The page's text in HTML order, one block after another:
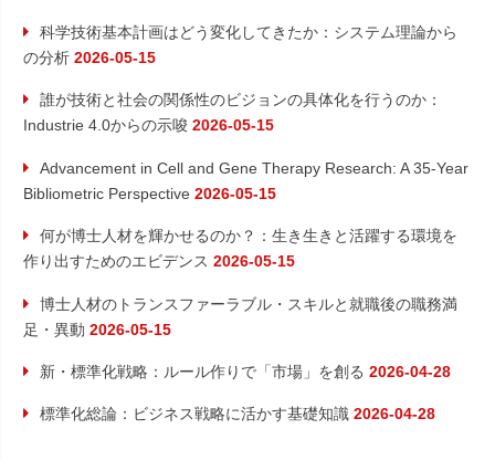
科学技術基本計画はどう変化してきたか：システム理論から
の分析 2026-05-15
誰が技術と社会の関係性のビジョンの具体化を行うのか：
Industrie 4.0からの示唆 2026-05-15
Advancement in Cell and Gene Therapy Research: A 35-Year
Bibliometric Perspective 2026-05-15
何が博士人材を輝かせるのか？：生き生きと活躍する環境を
作り出すためのエビデンス 2026-05-15
博士人材のトランスファーラブル・スキルと就職後の職務満
足・異動 2026-05-15
新・標準化戦略：ルール作りで「市場」を創る 2026-04-28
標準化総論：ビジネス戦略に活かす基礎知識 2026-04-28